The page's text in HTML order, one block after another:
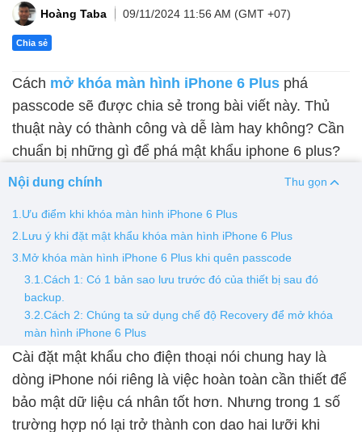
Thay mic Thay rung Thay main Unlock - Mở Khoá
Màn hình Vsmart Màn hình Google Pixel
Thay pin
Pin iPhone Pin Xiaomi
Thay vỏ
Vỏ iPhone Vỏ Samsung Vỏ Xiaomi Vỏ Oppo
Hoàng Taba 09/11/2024 11:56 AM (GMT +07)
Chia sẻ
Cách mở khóa màn hình iPhone 6 Plus phá
passcode sẽ được chia sẻ trong bài viết này. Thủ
thuật này có thành công và dễ làm hay không? Cần
chuẩn bị những gì để phá mật khẩu iphone 6 plus?
Nội dung chính Thu gọn
1.Ưu điểm khi khóa màn hình iPhone 6 Plus
2.Lưu ý khi đặt mật khẩu khóa màn hình iPhone 6 Plus
3.Mở khóa màn hình iPhone 6 Plus khi quên passcode
3.1.Cách 1: Có 1 bản sao lưu trước đó của thiết bị sau đó
backup.
3.2.Cách 2: Chúng ta sử dụng chế độ Recovery để mở khóa
màn hình iPhone 6 Plus
Cài đặt mật khẩu cho điện thoại nói chung hay là
dòng iPhone nói riêng là việc hoàn toàn cần thiết để
bảo mật dữ liệu cá nhân tốt hơn. Nhưng trong 1 số
trường hợp nó lại trở thành con dao hai lưỡi khi